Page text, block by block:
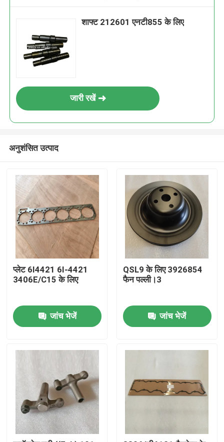
उत्पादों
वीडियो
शाफ्ट 212601 एनटी855 के लिए
जारी रखें
अनुशंसित उत्पाद
प्लेट 6I4421 6I-4421
3406E/C15 के लिए
जांच भेजें
QSL9 के लिए 3926854
फैन पल्ली।3
जांच भेजें